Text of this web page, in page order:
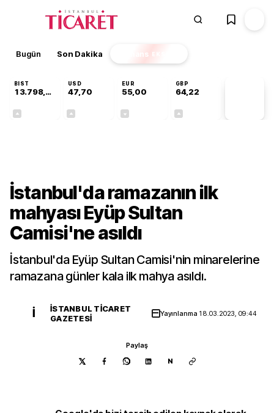
Bugün Son Dakika Finans EKSTRA
BIST
13.798,82
USD
47,70
EUR
55,00
GBP
64,22
İstanbul'da ramazanın ilk
mahyası Eyüp Sultan
Camisi'ne asıldı
İstanbul'da Eyüp Sultan Camisi'nin minarelerine
ramazana günler kala ilk mahya asıldı.
İ
İSTANBUL TICARET
GAZETESI
Yayınlanma 18.03.2023, 09:44
Paylaş
N